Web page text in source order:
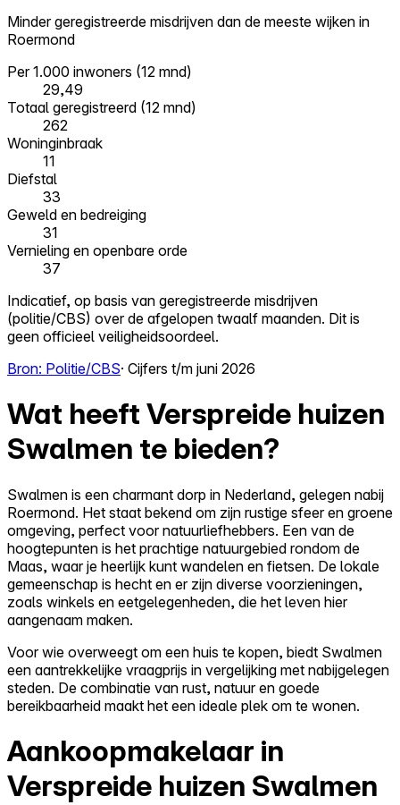
Minder geregistreerde misdrijven dan de meeste wijken in
Roermond
Per 1.000 inwoners (12 mnd)
29,49
Totaal geregistreerd (12 mnd)
262
Woninginbraak
11
Diefstal
33
Geweld en bedreiging
31
Vernieling en openbare orde
37
Indicatief, op basis van geregistreerde misdrijven
(politie/CBS) over de afgelopen twaalf maanden. Dit is
geen officieel veiligheidsoordeel.
Bron: Politie/CBS· Cijfers t/m juni 2026
Wat heeft Verspreide huizen
Swalmen te bieden?
Swalmen is een charmant dorp in Nederland, gelegen nabij
Roermond. Het staat bekend om zijn rustige sfeer en groene
omgeving, perfect voor natuurliefhebbers. Een van de
hoogtepunten is het prachtige natuurgebied rondom de
Maas, waar je heerlijk kunt wandelen en fietsen. De lokale
gemeenschap is hecht en er zijn diverse voorzieningen,
zoals winkels en eetgelegenheden, die het leven hier
aangenaam maken.
Voor wie overweegt om een huis te kopen, biedt Swalmen
een aantrekkelijke vraagprijs in vergelijking met nabijgelegen
steden. De combinatie van rust, natuur en goede
bereikbaarheid maakt het een ideale plek om te wonen.
Aankoopmakelaar in
Verspreide huizen Swalmen